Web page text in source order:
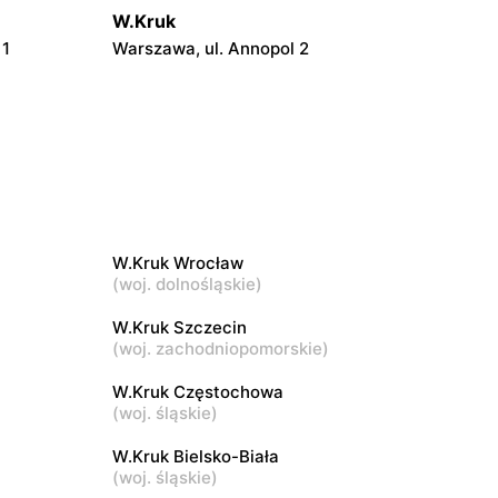
W.Kruk
Warszawa, ul. Annopol 2
Mińsk Mazowiecki, ul. Konstytucji 3 Maja
5
W.Kruk
W.Kruk Wrocław
(woj. dolnośląskie)
W.Kruk Szczecin
(woj. zachodniopomorskie)
W.Kruk Częstochowa
(woj. śląskie)
W.Kruk Bielsko-Biała
(woj. śląskie)